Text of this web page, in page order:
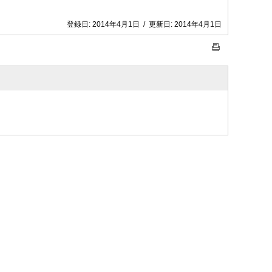
登録日: 2014年4月1日 / 更新日: 2014年4月1日